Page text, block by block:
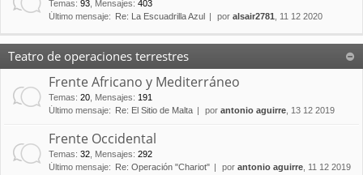
Temas: 93 Mensajes: 403
Último mensaje:
Re: La Escuadrilla Azul por alsair2781 , 11 12 2020
Teatro de operaciones terrestres
Frente Africano y Mediterráneo
Temas: 20 Mensajes: 191
Último mensaje:
Re: El Sitio de Malta por antonio aguirre , 13 12 2019
Frente Occidental
Temas: 32 Mensajes: 292
Último mensaje:
Re: Operación "Chariot" por antonio aguirre , 11 12 2019